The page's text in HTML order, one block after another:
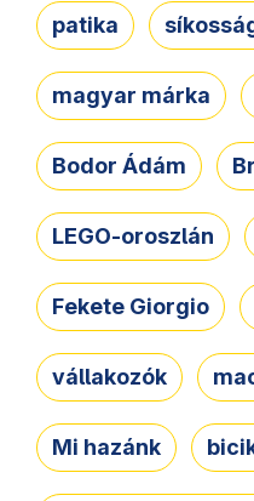
patika
magyar márka
Bodor Ádám
LEGO-oroszlán
Fekete Giorgio
vállakozók
Mi hazánk